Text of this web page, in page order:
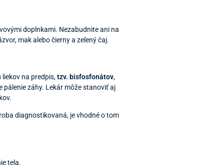
doplnkami. Nezabudnite ani na
mak alebo čierny a zelený čaj.
liekov na predpis,tzv. bisfosfonátov,
záhy. Lekár môže stanoviť aj
diagnostikovaná, je vhodné o tom
tela.